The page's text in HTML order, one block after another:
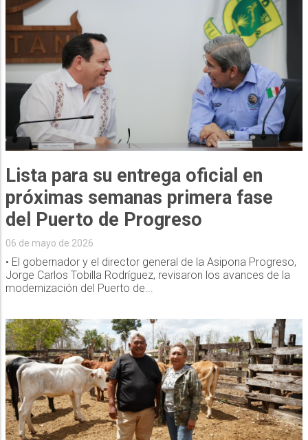
Lista para su entrega oficial en
próximas semanas primera fase
del Puerto de Progreso
06 de mayo de 2026
• El gobernador y el director general de la Asipona Progreso,
Jorge Carlos Tobilla Rodríguez, revisaron los avances de la
modernización del Puerto de...